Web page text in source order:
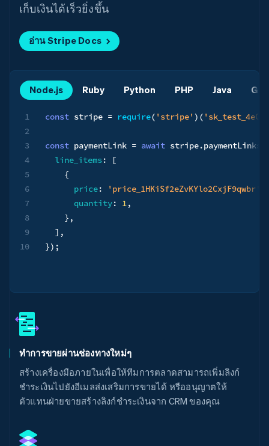
เก็บเงินได้เร็วยิ่งขึ้น
อ่าน Stripe Docs
Node.js Ruby Python PHP Java Go
1
2
3
4
5
6
7
8
9
10
const stripe = require( 'stripe' ) (
const paymentLink = await stripe.paymentLinks
line_items:
[
{
price: 'price_1HKiSf2eZvKYlo2CxjF9qwbr'
quantity: 1,
} ,
] ,
}) ;
ทำการขายผ่านช่องทางใหม่ๆ
สร้างเครื่องมือภายในเพื่อให้ทีมการตลาดสามารถเพิ่มลิงก์
ชำระเงินไปยังอีเมลส่งเสริมการขายได้ หรืออนุญาตให้
ตัวแทนฝ่ายขายสร้างลิงก์ชำระเงินจาก CRM ของคุณ